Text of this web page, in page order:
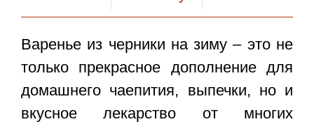
Варенье из черники на зиму – это не
только прекрасное дополнение для
домашнего чаепития, выпечки, но и
вкусное лекарство от многих